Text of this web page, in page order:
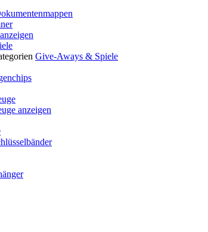
Give-Aways & Spiele
anzeigen